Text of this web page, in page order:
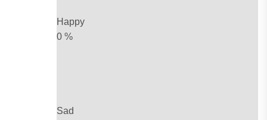
Happy
0 %
Sad